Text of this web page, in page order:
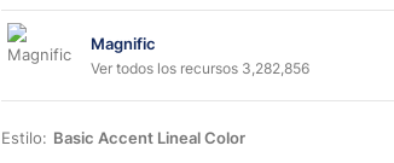
Magnific
Ver todos los recursos 3,282,856
Estilo: Basic Accent Lineal Color